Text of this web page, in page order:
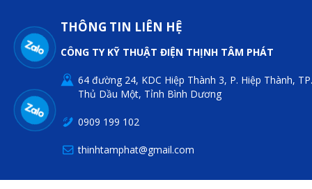
THÔNG TIN LIÊN HỆ
CÔNG TY KỸ THUẬT ĐIỆN THỊNH TÂM PHÁT
64 đường 24, KDC Hiệp Thành 3, P. Hiệp Thành, TP.
Thủ Dầu Một, Tỉnh Bình Dương
0909 199 102
thinhtamphat@gmail.com